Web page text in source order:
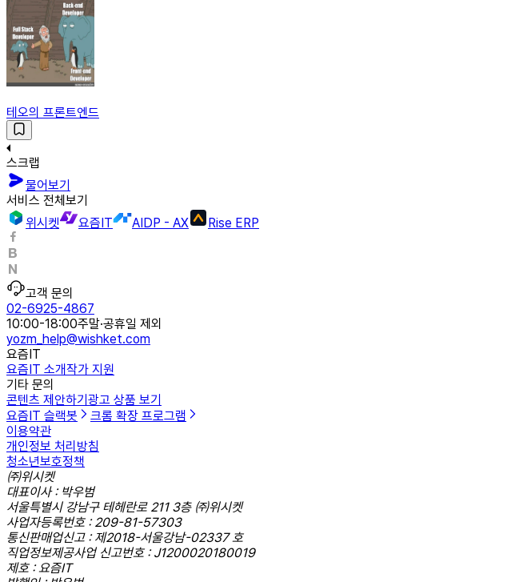
테오의 프론트엔드
스크랩
물어보기
서비스 전체보기
위시켓
요즘IT AIDP - AX Rise ERP
고객 문의
02-6925-4867
10:00-18:00주말·공휴일 제외
yozm_help@wishket.com
요즘IT
요즘IT 소개작가 지원
기타 문의
콘텐츠 제안하기 광고 상품 보기
요즘IT 슬랙봇
크롬 확장 프로그램
이용약관
개인정보 처리방침
청소년보호정책
㈜위시켓
대표이사 : 박우범
서울특별시 강남구 테헤란로 211 3층 ㈜위시켓
사업자등록번호 : 209-81-57303
통신판매업신고 : 제2018-서울강남-02337 호
직업정보제공사업 신고번호 : J1200020180019
제호 : 요즘IT